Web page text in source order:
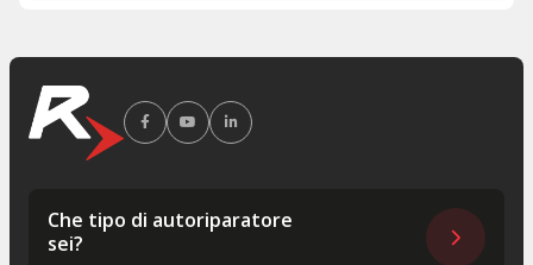
Che tipo di autoriparatore
sei?